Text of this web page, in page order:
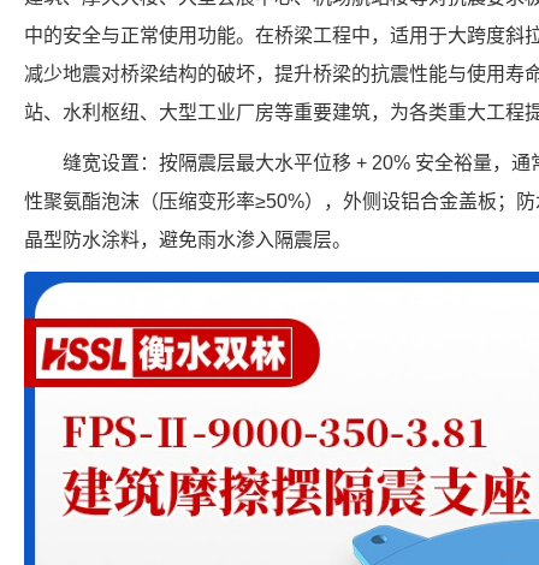
中的安全与正常使用功能。在桥梁工程中，适用于大跨度斜
减少地震对桥梁结构的破坏，提升桥梁的抗震性能与使用寿
站、水利枢纽、大型工业厂房等重要建筑，为各类重大工程
缝宽设置：按隔震层最大水平位移 + 20% 安全裕量，
性聚氨酯泡沫（压缩变形率≥50%），外侧设铝合金盖板；
晶型防水涂料，避免雨水渗入隔震层。